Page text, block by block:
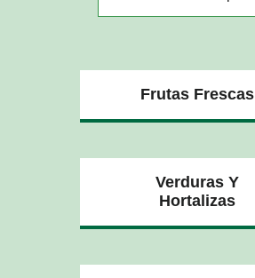
Frutas Frescas
Verduras Y
Hortalizas